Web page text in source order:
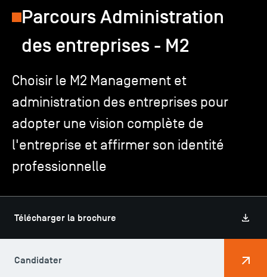
Entreprises
International
TSM-Research
TSM Doctoral Programme
Parcours Administration
des entreprises - M2
Choisir le M2 Management et
administration des entreprises pour
adopter une vision complète de
l'entreprise et affirmer son identité
professionnelle
Télécharger la brochure
Candidater